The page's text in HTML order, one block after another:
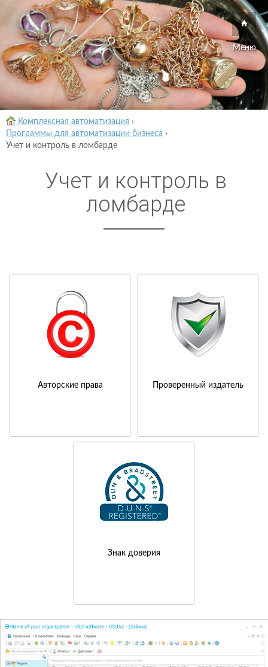
Меню
Комплексная автоматизация ›
Программы для автоматизации бизнеса ›
Учет и контроль в ломбарде
Учет и контроль в
ломбарде
Авторские права Проверенный издатель
Знак доверия